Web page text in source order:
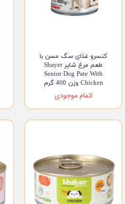
کنسرو غذای سگ مسن با
طعم مرغ شایر Shayer
Senior Dog Pate With
Chicken وزن 400 گرم
اتمام موجودی